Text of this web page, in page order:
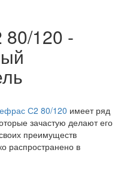
120 -
С2 80/120 имеет ряд
зачастую делают его
преимуществ
распространено в